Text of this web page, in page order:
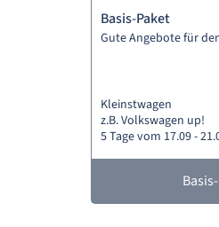
Basis-Paket
Gute Angebote für
Kleinstwagen
z.B. Volkswagen up!
5 Tage vom 17.09 -